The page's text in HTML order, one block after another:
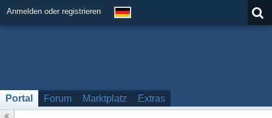
Anmelden oder registrieren
Portal Forum Marktplatz Extras